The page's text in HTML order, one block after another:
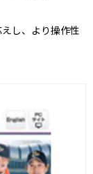
し、より操作性